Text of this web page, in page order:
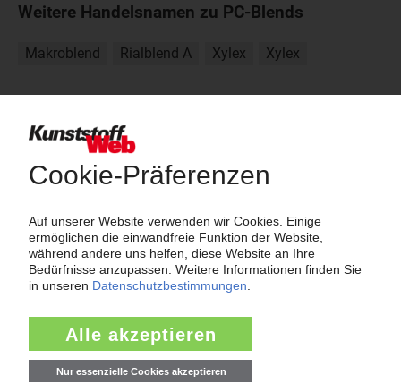
Weitere Handelsnamen zu PC-Blends
Makroblend Rialblend A Xylex Xylex
Über das KunststoffWeb
Als einer der Internet-Pioniere der Kunststoffindustrie
versorgt das KunststoffWeb bereits seit 1996 die Fach-
Nachrichten rund um das Thema "Kunststoffe". Im Fokus
der Berichterstattung ist dabei die Preisentwicklung für
Kunststoffe sowie Märkte, Unternehmen, Produkte,